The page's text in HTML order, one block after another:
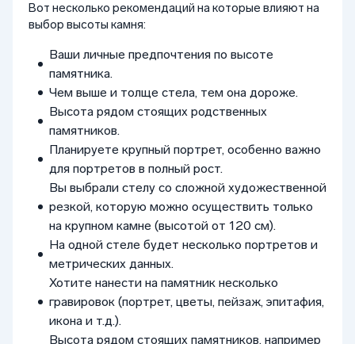
Вот несколько рекомендаций на которые влияют на
выбор высоты камня:
Ваши личные предпочтения по высоте
памятника.
Чем выше и толще стела, тем она дороже.
Высота рядом стоящих родственных
памятников.
Планируете крупный портрет, особенно важно
для портретов в полный рост.
Вы выбрали стелу со сложной художественной
резкой, которую можно осуществить только
на крупном камне (высотой от 120 см).
На одной стеле будет несколько портретов и
метрических данных.
Хотите нанести на памятник несколько
гравировок (портрет, цветы, пейзаж, эпитафия,
икона и т.д.).
Высота рядом стоящих памятников, например